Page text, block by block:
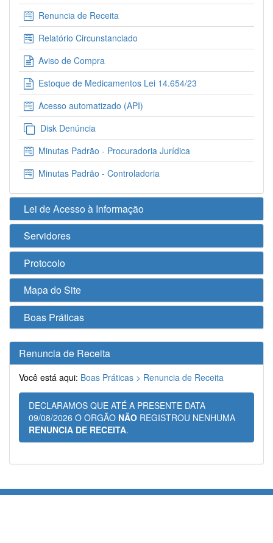
Renuncia de Receita
Relatório Circunstanciado
Aviso de Compra
Estoque de Medicamentos Lei 14.654/23
Acesso automatizado (API)
Disk Denúncia
Minutas Padrão - Procuradoria Jurídica
Minutas Padrão - Controladoria
Lei de Acesso à Informação
Servidores
Protocolo
Mapa do Site
Boas Práticas
Renuncia de Receita
Você está aqui: Boas Práticas > Renuncia de Receita
DECLARAMOS QUE ATÉ A PRESENTE DATA
09/08/2026 O ORGÃO NÃO REGISTROU NENHUMA
RENUNCIA DE RECEITA.